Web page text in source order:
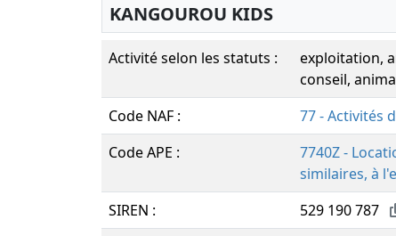
KANGOUROU KIDS
Activité selon les statuts :
exploitation,
conseil,
Code NAF :
77 - Activités
Code APE :
7740Z -
similaires, à
SIREN :
529 190 787